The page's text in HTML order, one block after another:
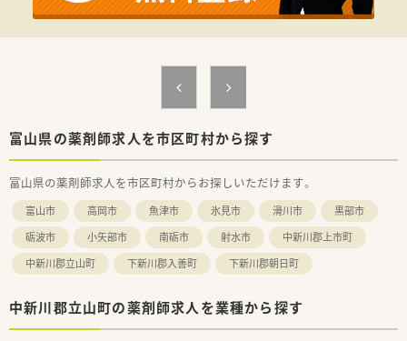
企画の司令塔として活躍し、幅広い業務に携わることが可能で
す。 ■製薬企業との共同開発プロジェクトにも参加でき、多様な
■厳格な品質管理基準を設け、国際的にも信頼される高品質な製
品を製造し続けている企業です。 ■環境保護にも積極的に取り
富山県の薬剤師求人を市区町村から探す
富山県の薬剤師求人を市区町村からお探しいただけます。
富山市 高岡市 魚津市 氷見市 滑川市
黒部市
砺波市
小矢部市 南砺市 射水市
中新川郡上市町
中新川郡立山町
下新川郡入善町 下新川郡朝日町
中新川郡立山町の薬剤師求人を業種から探す